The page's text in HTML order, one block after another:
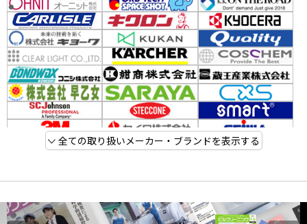
全ての取り扱いメーカー・ブランドを表示する